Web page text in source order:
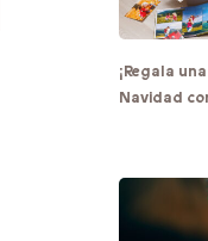
¡Regala
Navidad